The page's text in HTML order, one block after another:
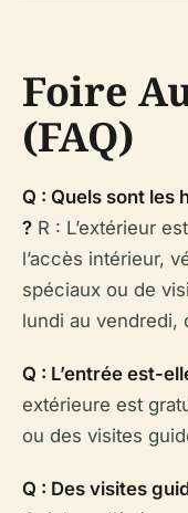
Foire
(FAQ)
Q : Quels sont les
? R : L’extérieur
l’accès intérieur,
spéciaux ou de
lundi au vendredi,
Q : L’entrée est-
extérieure est
ou des visites
Q : Des visites